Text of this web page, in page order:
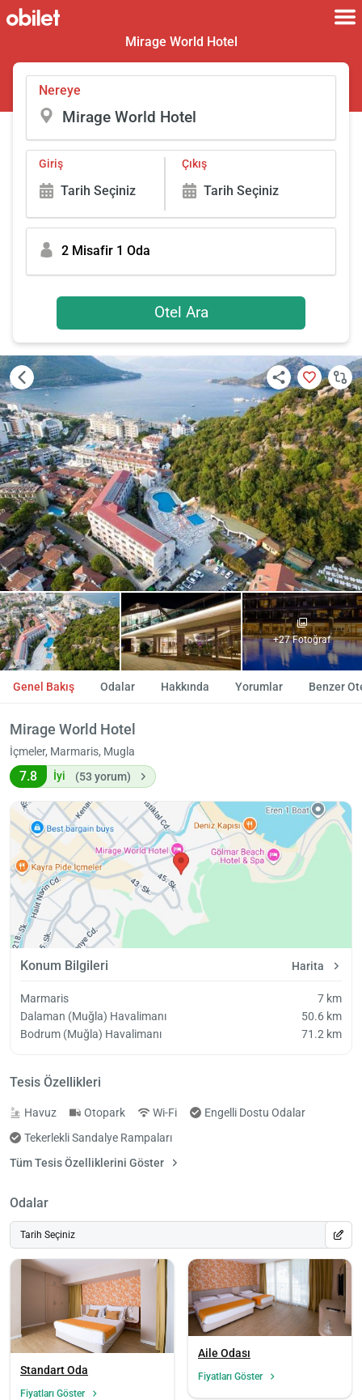
Mirage World Hotel
Nereye
Giriş
Tarih Seçiniz
Çıkış
Tarih Seçiniz
2 Misafir 1 Oda
Otel Ara
+27 Fotoğraf
Genel Bakış Odalar Hakkında Yorumlar Benzer
Mirage World Hotel
İçmeler, Marmaris, Mugla
7.8 İyi (53 yorum)
Konum Bilgileri Harita
Marmaris
7 km
Dalaman (Muğla) Havalimanı
50.6 km
Bodrum (Muğla) Havalimanı
71.2 km
Tesis Özellikleri
Havuz Otopark Wi-Fi
Engelli Dostu Odalar
Tekerlekli Sandalye Rampaları
Tüm Tesis Özelliklerini Göster
Odalar
Tarih Seçiniz
Standart Oda
Fiyatları Göster
Aile Odası
Fiyatları Göster